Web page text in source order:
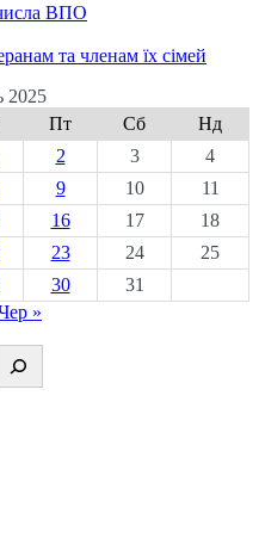
ВПО
та членам їх сімей
2025
Пт Сб
Нд
2 3
4
9 10
11
16 17
18
23 24
25
30
31
»